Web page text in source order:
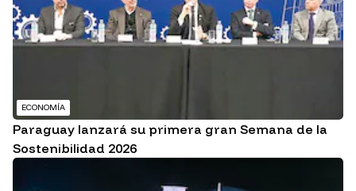
ECONOMÍA
Paraguay lanzará su primera gran Semana de la
Sostenibilidad 2026